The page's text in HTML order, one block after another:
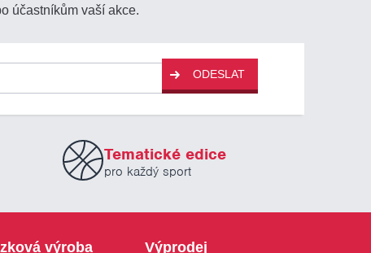
účastníkům vaší akce.
ODESLAT
Tematické edice
pro každý sport
výroba Výprodej